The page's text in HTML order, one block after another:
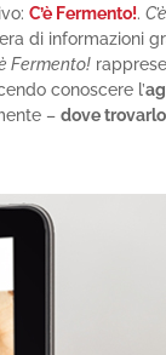
C’è Fermento!.
di informazioni
Fermento!
conoscere l’
– dove